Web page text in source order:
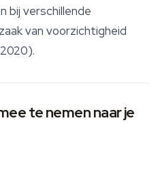
bij verschillende
van voorzichtigheid
te nemen naar je